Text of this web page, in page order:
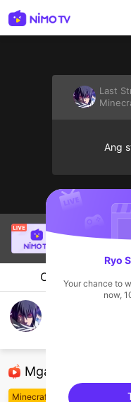
Last
Ang
14
Chat
Mga
Minecraft
sentinelStart
Ryo
Your chance to
now,